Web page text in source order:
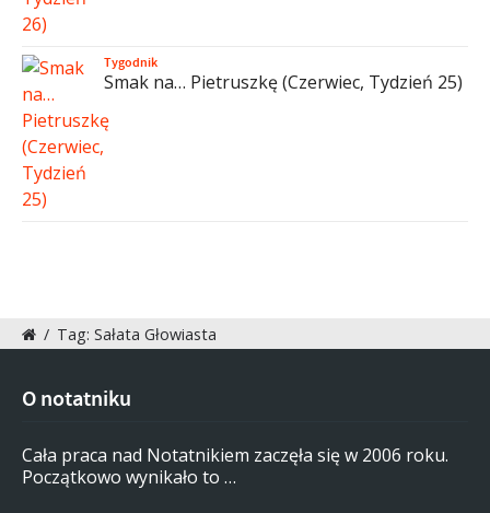
Tygodnik
Smak na… Pietruszkę (Czerwiec, Tydzień 25)
/ Tag: Sałata Głowiasta
O notatniku
Cała praca nad Notatnikiem zaczęła się w 2006 roku.
Początkowo wynikało to …